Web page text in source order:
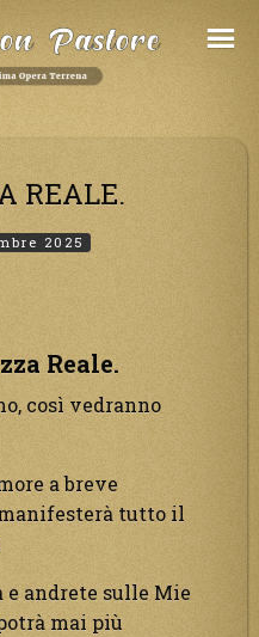
REALE.
2025
Reale.
così vedranno
a breve
tutto il
e andrete sulle Mie
mai più